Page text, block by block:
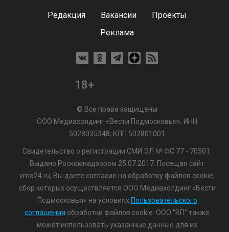
Редакция Вакансии
Проекты
Реклама
18+
© Все права защищены
ООО Медиахолдинг «Вести Подмосковья», ИНН
5028035348; КПП 502801001
Свидетельство о регистрации СМИ ЭЛ № ФС 77 - 70501.
Выдано Роскомнадзором 25.07.2017. Посещая сайт
vmo24.ru, Вы даете согласие на обработку файлов cookie,
сбор которых осуществляется ООО Медиахолдинг «Вести
Подмосковья» на условиях Пользовательского
соглашения обработки файлов cookie. ООО "ВП" также
может использовать указанные данные для их